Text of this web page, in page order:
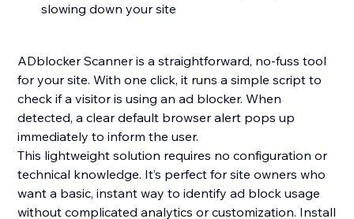
slowing down your site
ADblocker Scanner is a straightforward, no-fuss tool
for your site. With one click, it runs a simple script to
check if a visitor is using an ad blocker. When
detected, a clear default browser alert pops up
immediately to inform the user.
This lightweight solution requires no configuration or
technical knowledge. It’s perfect for site owners who
want a basic, instant way to identify ad block usage
without complicated analytics or customization. Install